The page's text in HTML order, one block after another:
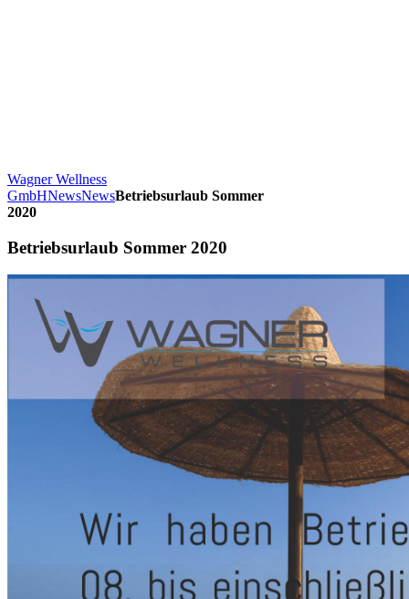
Wagner Wellness
GmbHNewsNewsBetriebsurlaub Sommer
2020
Betriebsurlaub Sommer 2020